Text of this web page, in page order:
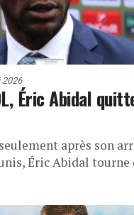
2026
Éric Abidal
après son
Éric Abidal tourne